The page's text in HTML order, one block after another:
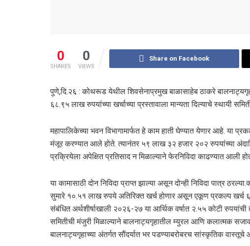
0
SHARES
0
VIEWS
Share on Facebook
पुणे,दि.२६ : कोथरूड येथील शिवसेनाप्रमुख बाळासाहेब ठाकरे
६८.९५ लाख रुपयांच्या खर्चाच्या प्रस्तावाला मान्यता दिल्याचे स्थायी
महापालिकेच्या भवन विभागामार्फत हे काम हाती घेण्यात येणार आहे. या
मंजूर करण्यात आले होते. त्यानंतर ५९ लाख ३२ हजार २०२ रुपयांच्या
प्रक्रियेला अपेक्षित प्रतिसाद न मिळाल्याने फेरनिविदा काढण्यात आली
या कामासाठी दोन निविदा प्राप्त झाल्या असून दोन्ही निविदा पात्र
सुमारे १०.५१ लाख रुपये अतिरिक्त खर्च होणार असून एकूण प्रकल्प खर्च
संबंधित अर्थशीर्षाखाली २०२६-२७ या आर्थिक वर्षात २.५५ कोटी
समितीची मंजुरी मिळाल्याने बालनाट्यगृहातील म्युरल आणि कलात्मक
बालनाट्यगृहाच्या अंतर्गत सौंदर्यात भर पडण्याबरोबरच सांस्कृतिक